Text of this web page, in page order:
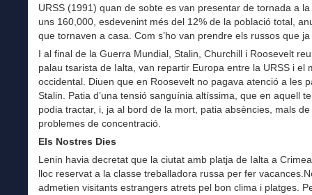
URSS (1991) quan de sobte es van presentar de tornada a
uns 160,000, esdevenint més del 12% de la població total,
que tornaven a casa. Com s’ho van prendre els russos que
I al final de la Guerra Mundial, Stalin, Churchill i Roosevelt
palau tsarista de Ialta, van repartir Europa entre la URSS i el
occidental. Diuen que en Roosevelt no pagava atenció a les
Stalin. Patia d’una tensió sanguínia altíssima, que en aquell
podia tractar, i, ja al bord de la mort, patia absències, mals de
problemes de concentració.
Els Nostres Dies
Lenin havia decretat que la ciutat amb platja de Ialta a
lloc reservat a la classe treballadora russa per fer
admetien visitants estrangers atrets pel bon clima i platges.